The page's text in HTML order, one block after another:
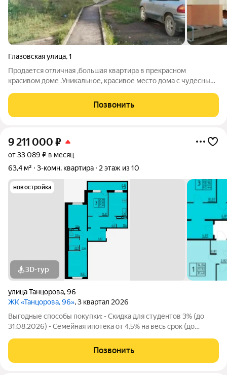
Глазовская улица,1
Продается отличная ,большая квартира в прекрасном
красивом доме .Уникальное, красивое место дома с чудесным
удобной планировкой. Большая жилая комната 17 кв,м ,
большая просторная кухня 8,8
Позвонить
9 211 000 ₽
от 33 089 ₽ в месяц
63,4 м²
3-комн. квартира 2 этаж из 10
новостройка
3D-тур
улица Танцорова,96
ЖК «Танцорова, 96», 3 квартал 2026
Выгодные способы покупки: - Скидка для студентов 3% (до
31.08.2026) - Семейная ипотека от 4,5% на весь срок (до
Скидка до 3% за каждого ребёнка (до 31.08.2026) -
Материнский и жилищный
Позвонить